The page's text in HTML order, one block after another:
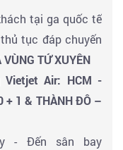
tại ga quốc tế
tục đáp chuyến
TỨ XUYÊN
Vietjet Air: HCM -
+ 1 & THÀNH ĐÔ –
- Đến sân bay